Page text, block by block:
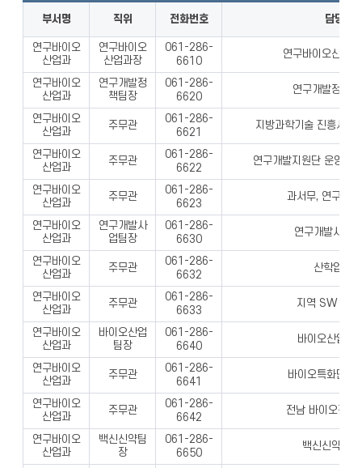
부서명 직위 전화번호 담당업
연구바이오
산업과
연구바이오
산업과장
061-286-
6610
연구바이오산업
연구바이오
산업과
연구개발정
책팀장
061-286-
6620
연구개발정책
연구바이오
산업과
주무관
061-286-
6621
지방과학기술 진흥사업
연구바이오
산업과
주무관
061-286-
6622
연구개발지원단 운영,
연구바이오
산업과
주무관
061-286-
6623
과서무, 연구개
연구바이오
산업과
연구개발사
업팀장
061-286-
6630
연구개발사업
연구바이오
산업과
주무관
061-286-
6632
산학업무
연구바이오
산업과
주무관
061-286-
6633
지역 SW 육성
연구바이오
산업과
바이오산업
팀장
061-286-
6640
바이오산업 업
연구바이오
산업과
주무관
061-286-
6641
바이오특화단지
연구바이오
산업과
주무관
061-286-
6642
전남 바이오진흥
연구바이오
산업과
백신신약팀
장
061-286-
6650
백신신약 업